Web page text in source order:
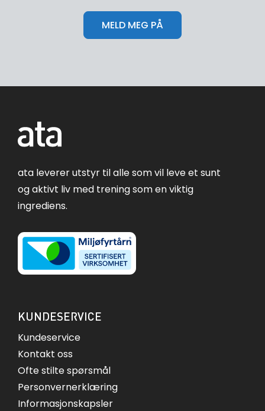
ata leverer utstyr til alle som vil leve et sunt
og aktivt liv med trening som en viktig
ingrediens.
KUNDESERVICE
Kundeservice
Kontakt oss
Ofte stilte spørsmål
Personvernerklæring
Informasjonskapsler